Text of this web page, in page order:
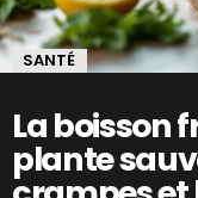
SANTÉ
La boisson
plante